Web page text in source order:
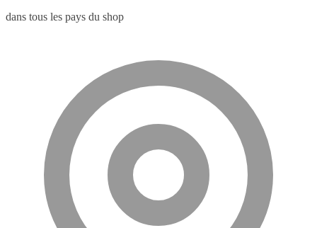
dans tous les pays du shop